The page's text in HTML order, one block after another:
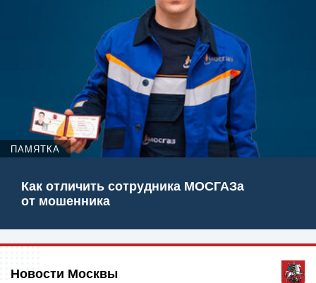
ПАМЯТКА
Как отличить сотрудника МОСГАЗа
от мошенника
Новости Москвы